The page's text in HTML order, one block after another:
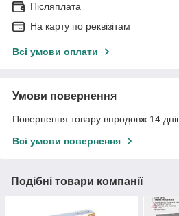
Післяплата
На карту по реквізітам
Всі умови оплати
Умови повернення
Повернення товару впродовж 14
Всі умови повернення
Подібні товари компанії